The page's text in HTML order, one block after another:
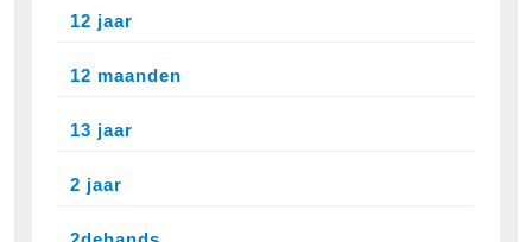
12 jaar
12 maanden
13 jaar
2 jaar